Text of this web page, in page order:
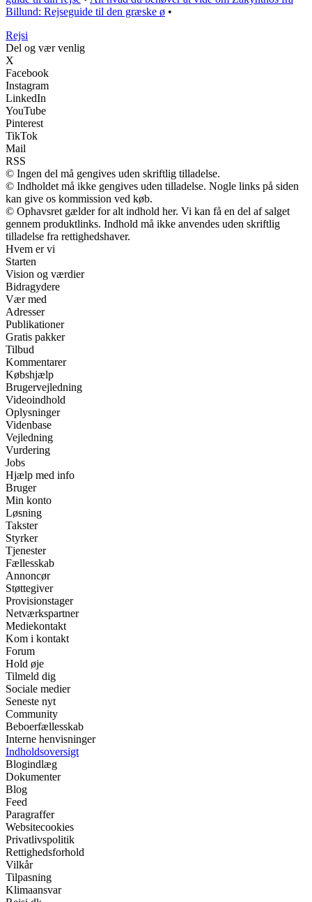
Billund: Rejseguide til den græske ø •
Rejsi
Del og vær venlig
X
Facebook
Instagram
LinkedIn
YouTube
Pinterest
TikTok
Mail
RSS
© Ingen del må gengives uden skriftlig tilladelse.
© Indholdet må ikke gengives uden tilladelse. Nogle links på siden
kan give os kommission ved køb.
© Ophavsret gælder for alt indhold her. Vi kan få en del af salget
gennem produktlinks. Indhold må ikke anvendes uden skriftlig
tilladelse fra rettighedshaver.
Hvem er vi
Starten
Vision og værdier
Bidragydere
Vær med
Adresser
Publikationer
Gratis pakker
Tilbud
Kommentarer
Købshjælp
Brugervejledning
Videoindhold
Oplysninger
Videnbase
Vejledning
Vurdering
Jobs
Hjælp med info
Bruger
Min konto
Løsning
Takster
Styrker
Tjenester
Fællesskab
Annoncør
Støttegiver
Provisionstager
Netværkspartner
Mediekontakt
Kom i kontakt
Forum
Hold øje
Tilmeld dig
Sociale medier
Seneste nyt
Community
Beboerfællesskab
Interne henvisninger
Indholdsoversigt
Blogindlæg
Dokumenter
Blog
Feed
Paragraffer
Websitecookies
Privatlivspolitik
Rettighedsforhold
Vilkår
Tilpasning
Klimaansvar